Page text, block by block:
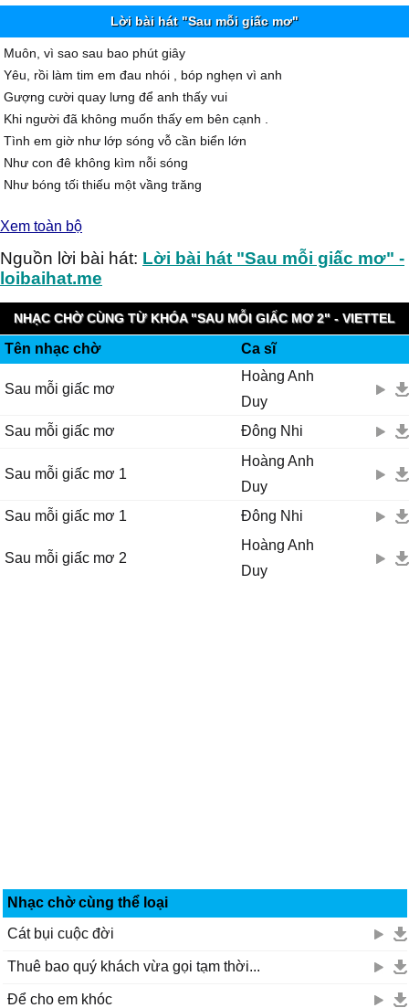
Lời bài hát "Sau mỗi giấc mơ"
Muôn, vì sao sau bao phút giây
Yêu, rồi làm tim em đau nhói , bóp nghẹn vì anh
Gượng cười quay lưng để anh thấy vui
Khi người đã không muốn thấy em bên cạnh .
Tình em giờ như lớp sóng vỗ cần biển lớn
Như con đê không kìm nỗi sóng
Như bóng tối thiếu một vầng trăng
Tìm giây phút ấm áp lúc siết chặt vòng tay
Đôi vai anh nâng nhẹ mái tóc mềm
Xin cho em niền tin để em bước qua.
Giọt lệ sầu của em rơi rớt theo chân anh
Một nỗi nhớ dâng tràn, giờ đây...
Thành vết thương của con tim sau đêm giông bão
Nhìn lại ngày khoảnh khắc em đứng chơ vơ
Khi anh xua đôi tay đang với níu lấy tình yêu...dâng trong nỗi nhớ
Chợt nhận ra sau mỗi giấc mơ là nước mắt
Nước mắt cứ thế vẫn mãi tuôn tràn mi
Để em ngủ sâu, mãi mãi được gần bên anh.
Xem toàn bộ
Nguồn lời bài hát: Lời bài hát "Sau mỗi giấc mơ" -
loibaihat.me
NHẠC CHỜ CÙNG TỪ KHÓA "SAU MỖI GIẤC MƠ 2" - VIETTEL
Tên nhạc chờ Ca sĩ
Sau mỗi giấc mơ
Hoàng Anh
Duy
Sau mỗi giấc mơ
Đông Nhi
Sau mỗi giấc mơ 1
Hoàng Anh
Duy
Sau mỗi giấc mơ 1
Đông Nhi
Sau mỗi giấc mơ 2
Hoàng Anh
Duy
Nhạc chờ cùng thể loại
Cát bụi cuộc đời
Thuê bao quý khách vừa gọi tạm thời...
Để cho em khóc